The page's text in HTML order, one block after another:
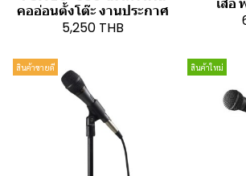
คออ่อนตั้งโต๊ะ งานประกาศ
5,250 THB
เสื้อ
สินค้าขายดี สินค้าใหม่